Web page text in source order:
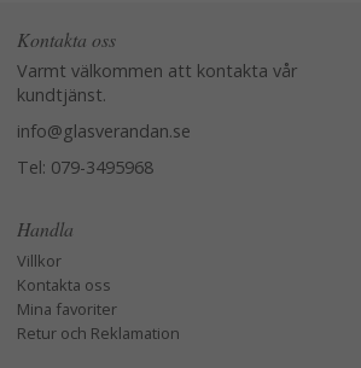
Kontakta oss
Varmt välkommen att kontakta vår
kundtjänst.
info@glasverandan.se
Tel: 079-3495968
Handla
Villkor
Kontakta oss
Mina favoriter
Retur och Reklamation